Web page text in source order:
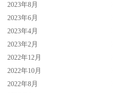
2023年8月
2023年6月
2023年4月
2023年2月
2022年12月
2022年10月
2022年8月